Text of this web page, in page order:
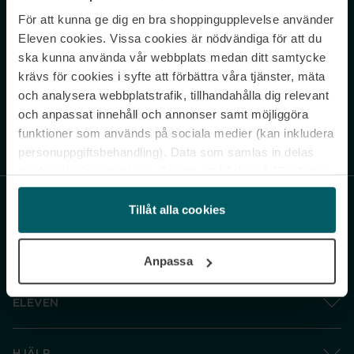
För att kunna ge dig en bra shoppingupplevelse använder
Eleven cookies. Vissa cookies är nödvändiga för att du
ska kunna använda vår webbplats medan ditt samtycke
krävs för cookies i syfte att förbättra våra tjänster, mäta
och analysera webbplatstrafik, tillhandahålla dig relevant
och anpassat innehåll och annonser samt möjliggöra
funktioner som används på sociala medier (kan inkludera
personuppgiftsbehandling). Data som samlas in delas
och gå vidare” accepterar du samtliga cookies medan du
under ”Inställningar” kan anpassa användningen av
cookies. Du kan återkalla ditt samtycke när som helst.
Tillåt alla cookies
Anpassa
Never miss a beat.
Sign up to our newsletter.
Genom att prenumerera accepterar du vår Integritetspolicy. Avprenumerera
ELEVEN